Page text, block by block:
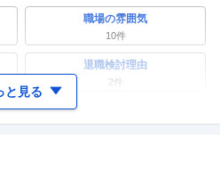
職場の雰囲気
10件
退職検討理由
2件
女性の活躍・働きやすさ
と見る